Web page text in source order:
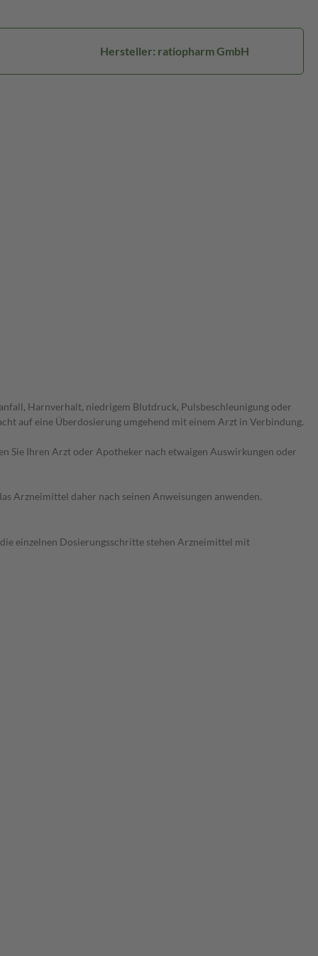
Hersteller: ratiopharm GmbH
Harnverhalt, niedrigem Blutdruck, Pulsbeschleunigung oder
auf eine Überdosierung umgehend mit einem Arzt in Verbindung.
Sie Ihren Arzt oder Apotheker nach etwaigen Auswirkungen oder
Arzneimittel daher nach seinen Anweisungen anwenden.
einzelnen Dosierungsschritte stehen Arzneimittel mit